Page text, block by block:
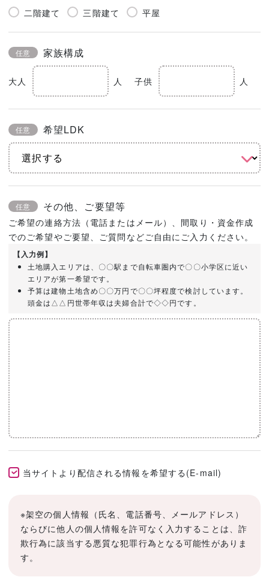
二階建て 三階建て 平屋
任意 家族構成
大人 人 子供 人
任意 希望LDK
任意 その他、ご要望等
ご希望の連絡方法（電話またはメール）、間取り・資金作成
でのご希望やご要望、ご質問などご自由にご入力ください。
【入力例】
土地購入エリアは、〇〇駅まで自転車圏内で〇〇小学区に近い
エリアが第一希望です。
予算は建物土地含め〇〇万円で〇〇坪程度で検討しています。
頭金は△△円世帯年収は夫婦合計で◇◇円です。
当サイトより配信される情報を希望する(E-mail)
※架空の個人情報（氏名、電話番号、メールアドレス）
ならびに他人の個人情報を許可なく入力することは、詐
欺行為に該当する悪質な犯罪行為となる可能性がありま
す。